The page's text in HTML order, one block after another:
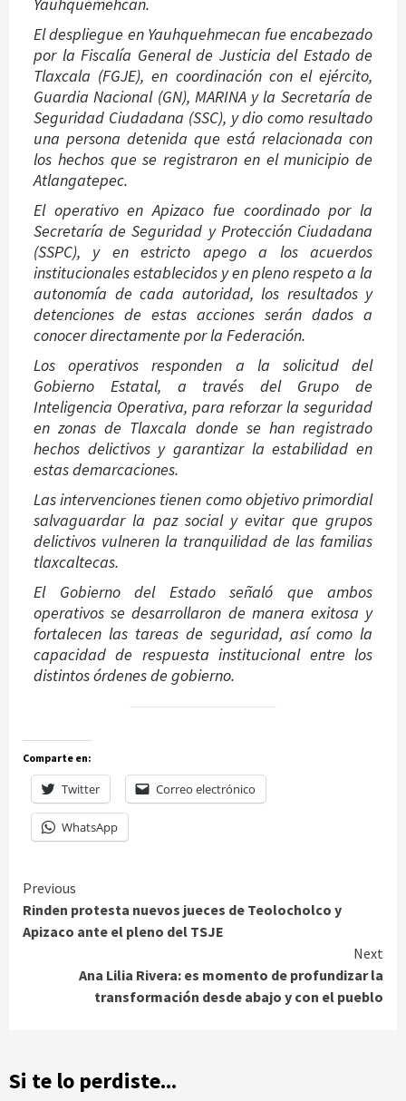
El despliegue en Yauhquehmecan fue encabezado
por la Fiscalía General de Justicia del Estado de
Tlaxcala (FGJE), en coordinación con el ejército,
Guardia Nacional (GN), MARINA y la Secretaría de
Seguridad Ciudadana (SSC), y dio como resultado
una persona detenida que está relacionada con
los hechos que se registraron en el municipio de
Atlangatepec.
El operativo en Apizaco fue coordinado por la
Secretaría de Seguridad y Protección Ciudadana
(SSPC), y en estricto apego a los acuerdos
institucionales establecidos y en pleno respeto a la
autonomía de cada autoridad, los resultados y
detenciones de estas acciones serán dados a
conocer directamente por la Federación.
Los operativos responden a la solicitud del
Gobierno Estatal, a través del Grupo de
Inteligencia Operativa, para reforzar la seguridad
en zonas de Tlaxcala donde se han registrado
hechos delictivos y garantizar la estabilidad en
estas demarcaciones.
Las intervenciones tienen como objetivo primordial
salvaguardar la paz social y evitar que grupos
delictivos vulneren la tranquilidad de las familias
tlaxcaltecas.
El Gobierno del Estado señaló que ambos
operativos se desarrollaron de manera exitosa y
fortalecen las tareas de seguridad, así como la
capacidad de respuesta institucional entre los
distintos órdenes de gobierno.
Comparte en:
Twitter Correo electrónico
WhatsApp
Continue
Reading
Previous
Rinden protesta nuevos jueces de Teolocholco y
Apizaco ante el pleno del TSJE
Next
Ana Lilia Rivera: es momento de profundizar la
transformación desde abajo y con el pueblo
Si te lo perdiste...